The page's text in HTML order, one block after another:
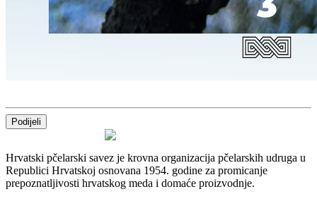
Podijeli
Hrvatski pčelarski savez je krovna organizacija pčelarskih udruga u
Republici Hrvatskoj osnovana 1954. godine za promicanje
prepoznatljivosti hrvatskog meda i domaće proizvodnje.